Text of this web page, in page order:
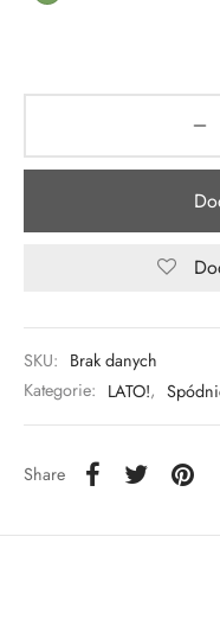
SKU: Brak danych
Kategorie: LATO!,
Share